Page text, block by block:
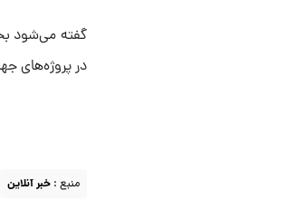
گفته می‌شود
در پروژه‌های
منبع : خبر آنلاین